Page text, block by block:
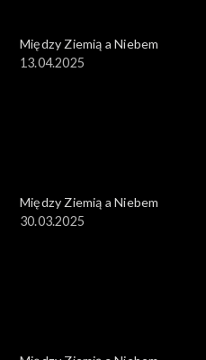
Między Ziemią a Niebem
13.04.2025
Między Ziemią a Niebem
30.03.2025